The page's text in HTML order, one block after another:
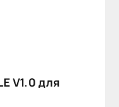
V1.0 для